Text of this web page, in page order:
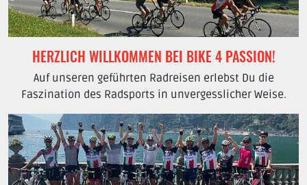
HERZLICH WILLKOMMEN BEI BIKE 4 PASSION!
Auf unseren geführten Radreisen erlebst Du die
Faszination des Radsports in unvergesslicher Weise.